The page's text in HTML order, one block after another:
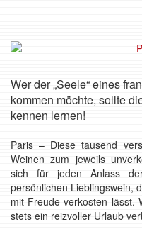
Wer der „Seele“ eines
kommen möchte, sollte
kennen lernen!
Paris – Diese tausend
Weinen zum jeweils
sich für jeden Anlass
persönlichen Lieblingswein,
mit Freude verkosten lässt.
stets ein reizvoller Urlaub